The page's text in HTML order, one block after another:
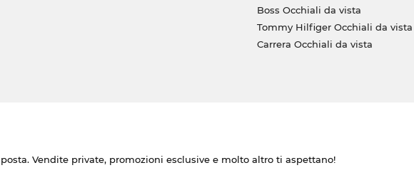
Boss Occhiali da vista
Tommy Hilfiger Occhiali da vista
Carrera Occhiali da vista
Vendite private, promozioni esclusive e molto altro ti aspettano!